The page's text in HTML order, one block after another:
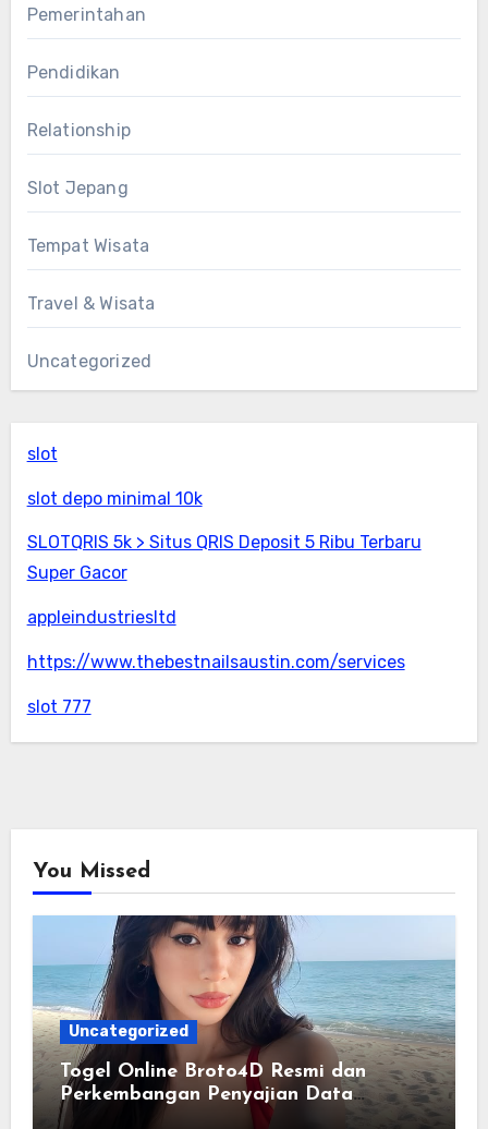
Pemerintahan
Pendidikan
Relationship
Slot Jepang
Tempat Wisata
Travel & Wisata
Uncategorized
slot
slot depo minimal 10k
SLOTQRIS 5k > Situs QRIS Deposit 5 Ribu Terbaru
Super Gacor
appleindustriesltd
https://www.thebestnailsaustin.com/services
slot 777
You Missed
Uncategorized
Togel Online Broto4D Resmi dan
Perkembangan Penyajian Data
Pasaran Modern